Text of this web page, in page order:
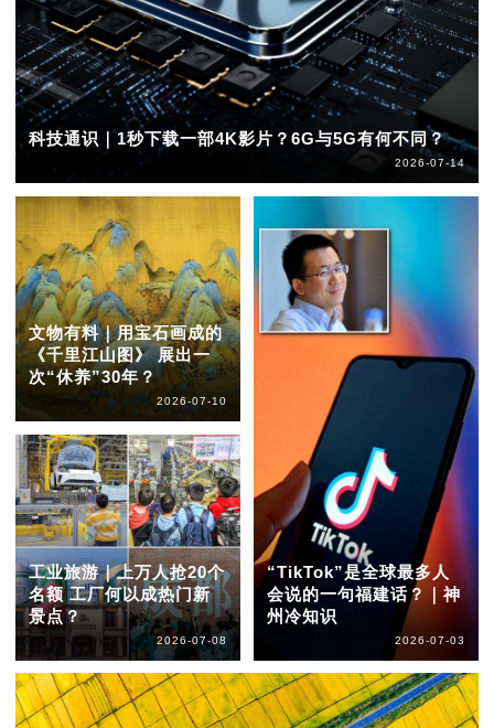
科技通识｜1秒下载一部4K影片？6G与5G有何不同？
2026-07-14
文物有料｜用宝石画成的
《千里江山图》 展出一
次“休养”30年？
2026-07-10
工业旅游｜上万人抢20个
名额 工厂何以成热门新
景点？
2026-07-08
“TikTok”是全球最多人
会说的一句福建话？｜神
州冷知识
2026-07-03